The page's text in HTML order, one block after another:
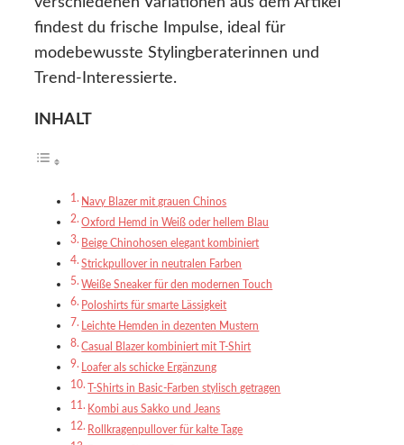
findest du frische Impulse, ideal für
modebewusste Stylingberaterinnen und
Trend-Interessierte.
INHALT
Navy Blazer mit grauen Chinos
Oxford Hemd in Weiß oder hellem Blau
Beige Chinohosen elegant kombiniert
Strickpullover in neutralen Farben
Weiße Sneaker für den modernen Touch
Poloshirts für smarte Lässigkeit
Leichte Hemden in dezenten Mustern
Casual Blazer kombiniert mit T-Shirt
Loafer als schicke Ergänzung
T-Shirts in Basic-Farben stylisch getragen
Kombi aus Sakko und Jeans
Rollkragenpullover für kalte Tage